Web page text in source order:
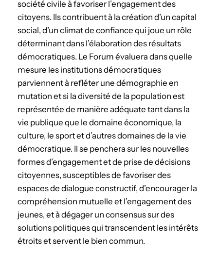
société civile à favoriser l’engagement des
citoyens. Ils contribuent à la création d’un capital
social, d’un climat de confiance qui joue un rôle
déterminant dans l’élaboration des résultats
démocratiques. Le Forum évaluera dans quelle
mesure les institutions démocratiques
parviennent à refléter une démographie en
mutation et si la diversité de la population est
représentée de manière adéquate tant dans la
vie publique que le domaine économique, la
culture, le sport et d’autres domaines de la vie
démocratique. Il se penchera sur les nouvelles
formes d’engagement et de prise de décisions
citoyennes, susceptibles de favoriser des
espaces de dialogue constructif, d’encourager la
compréhension mutuelle et l’engagement des
jeunes, et à dégager un consensus sur des
solutions politiques qui transcendent les intérêts
étroits et servent le bien commun.